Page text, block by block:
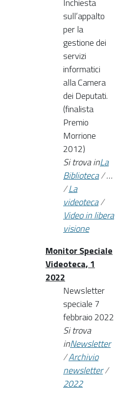
sull’appalto
per la
gestione dei
servizi
informatici
alla Camera
dei Deputati.
(finalista
Premio
Morrione
2012)
Si trova inLa
Biblioteca/…
/La
videoteca/
Video in libera
visione
Monitor Speciale
Videoteca, 1
2022
Newsletter
speciale 7
febbraio 2022
Si trova
inNewsletter
/Archivio
newsletter/
2022